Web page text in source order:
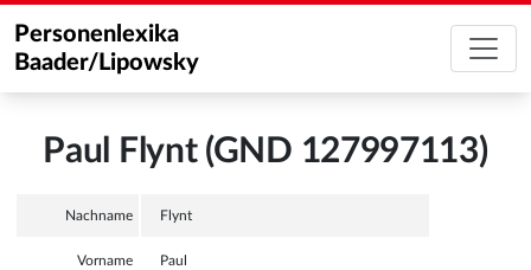
Personenlexika
Baader/Lipowsky
Paul Flynt (GND 127997113)
Nachname Flynt
Vorname Paul